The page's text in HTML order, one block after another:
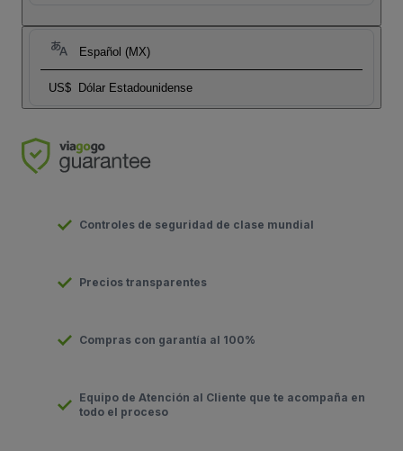
Español (MX)
US$ Dólar Estadounidense
Controles de seguridad de clase mundial
Precios transparentes
Compras con garantía al 100%
Equipo de Atención al Cliente que te acompaña en
todo el proceso